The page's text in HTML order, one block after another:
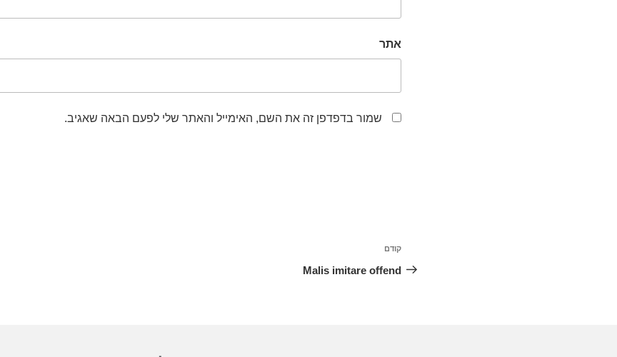
אתר
שמור בדפדפן זה את השם, האימייל והאתר שלי לפעם הבאה שאגיב.
קודם
Malis imitare offend